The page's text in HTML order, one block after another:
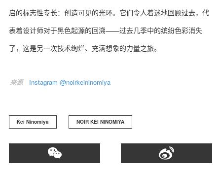
启的标志性专长：创造可见的光环。它们令人着迷地回顾过去，代
表着设计师对于黑色起源的回溯——过去几季中的缤纷色彩消失
了，这是另一次技术绚烂、充满想象的力量之旅。
来源 Instagram @noirkeininomiya
Kei Ninomiya NOIR KEI NINOMIYA